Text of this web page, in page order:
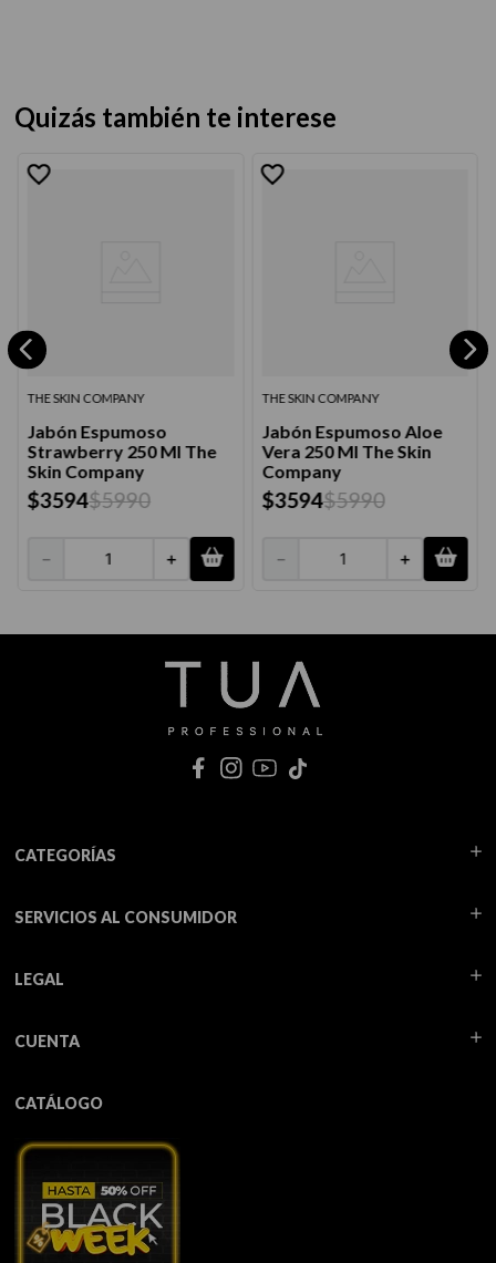
Quizás también te interese
THE SKIN COMPANY
Jabón Espumoso
Strawberry 250 Ml The
Skin Company
$3594$5990
＋
－
THE SKIN COMPANY
Jabón Espumoso Aloe
Vera 250 Ml The Skin
Company
$3594$5990
＋
－
CATEGORÍAS
SERVICIOS AL CONSUMIDOR
LEGAL
CUENTA
CATÁLOGO